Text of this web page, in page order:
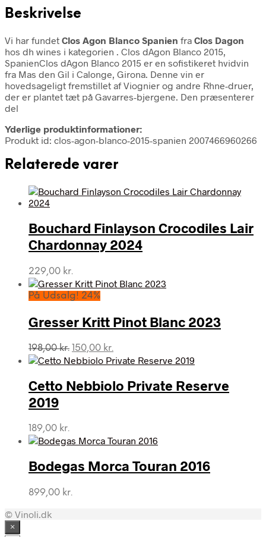
Beskrivelse
Vi har fundet Clos Agon Blanco Spanien fra Clos Dagon
hos dh wines i kategorien . Clos dAgon Blanco 2015,
SpanienClos dAgon Blanco 2015 er en sofistikeret hvidvin
fra Mas den Gil i Calonge, Girona. Denne vin er
hovedsageligt fremstillet af Viognier og andre Rhne-druer,
der er plantet tæt på Gavarres-bjergene. Den præsenterer
del
Yderlige produktinformationer:
Produkt id: clos-agon-blanco-2015-spanien 2007466960266
Relaterede varer
Bouchard Finlayson Crocodiles Lair
Chardonnay 2024
229,00 kr.
På Udsalg! 24%
Gresser Kritt Pinot Blanc 2023
198,00kr. Den
oprindelige
var:
198,00 kr..
150,00 kr.
aktuelle
er:
150,00 kr..
Cetto Nebbiolo Private Reserve
2019
189,00 kr.
Bodegas Morca Touran 2016
899,00 kr.
© Vinoli.dk
×